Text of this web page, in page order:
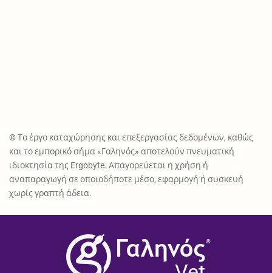
© Το έργο καταχώρησης και επεξεργασίας δεδομένων, καθώς
και το εμπορικό σήμα «Γαληνός» αποτελούν πνευματική
ιδιοκτησία της Ergobyte. Απαγορεύεται η χρήση ή
αναπαραγωγή σε οποιοδήποτε μέσο, εφαρμογή ή συσκευή
χωρίς γραπτή άδεια.
®